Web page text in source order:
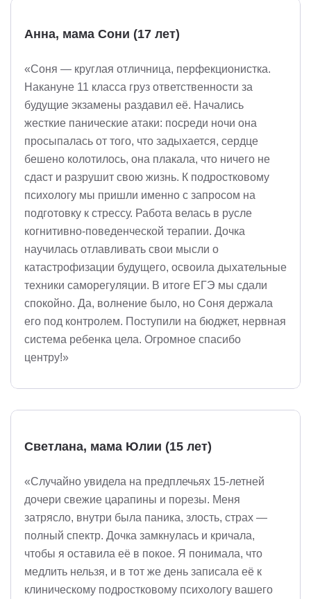
Анна, мама Сони (17 лет)
«Соня — круглая отличница, перфекционистка.
Накануне 11 класса груз ответственности за
будущие экзамены раздавил её. Начались
жесткие панические атаки: посреди ночи она
просыпалась от того, что задыхается, сердце
бешено колотилось, она плакала, что ничего не
сдаст и разрушит свою жизнь. К подростковому
психологу мы пришли именно с запросом на
подготовку к стрессу. Работа велась в русле
когнитивно-поведенческой терапии. Дочка
научилась отлавливать свои мысли о
катастрофизации будущего, освоила дыхательные
техники саморегуляции. В итоге ЕГЭ мы сдали
спокойно. Да, волнение было, но Соня держала
его под контролем. Поступили на бюджет, нервная
система ребенка цела. Огромное спасибо
центру!»
Светлана, мама Юлии (15 лет)
«Случайно увидела на предплечьях 15-летней
дочери свежие царапины и порезы. Меня
затрясло, внутри была паника, злость, страх —
полный спектр. Дочка замкнулась и кричала,
чтобы я оставила её в покое. Я понимала, что
медлить нельзя, и в тот же день записала её к
клиническому подростковому психологу вашего